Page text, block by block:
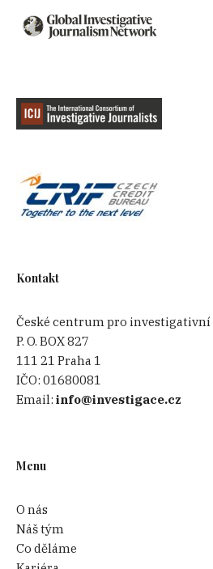
Kontakt
České centrum pro investigativní
P. O. BOX 827
111 21 Praha 1
IČO:01680081
Email:info@investigace.cz
Menu
O nás
Náš tým
Co děláme